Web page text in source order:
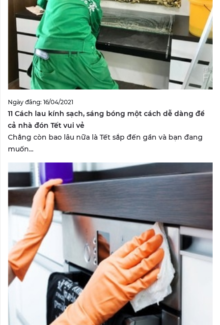
Ngày đăng: 16/04/2021
11 Cách lau kính sạch, sáng bóng một cách dễ dàng để
cả nhà đón Tết vui vẻ
Chẳng còn bao lâu nữa là Tết sắp đến gần và bạn đang
muốn...